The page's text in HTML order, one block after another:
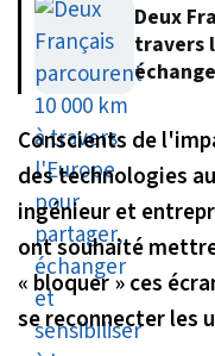
Deux
travers
Conscients de
des technologies
ingénieur et
ont souhaité
« bloquer » ces
se reconnecter les